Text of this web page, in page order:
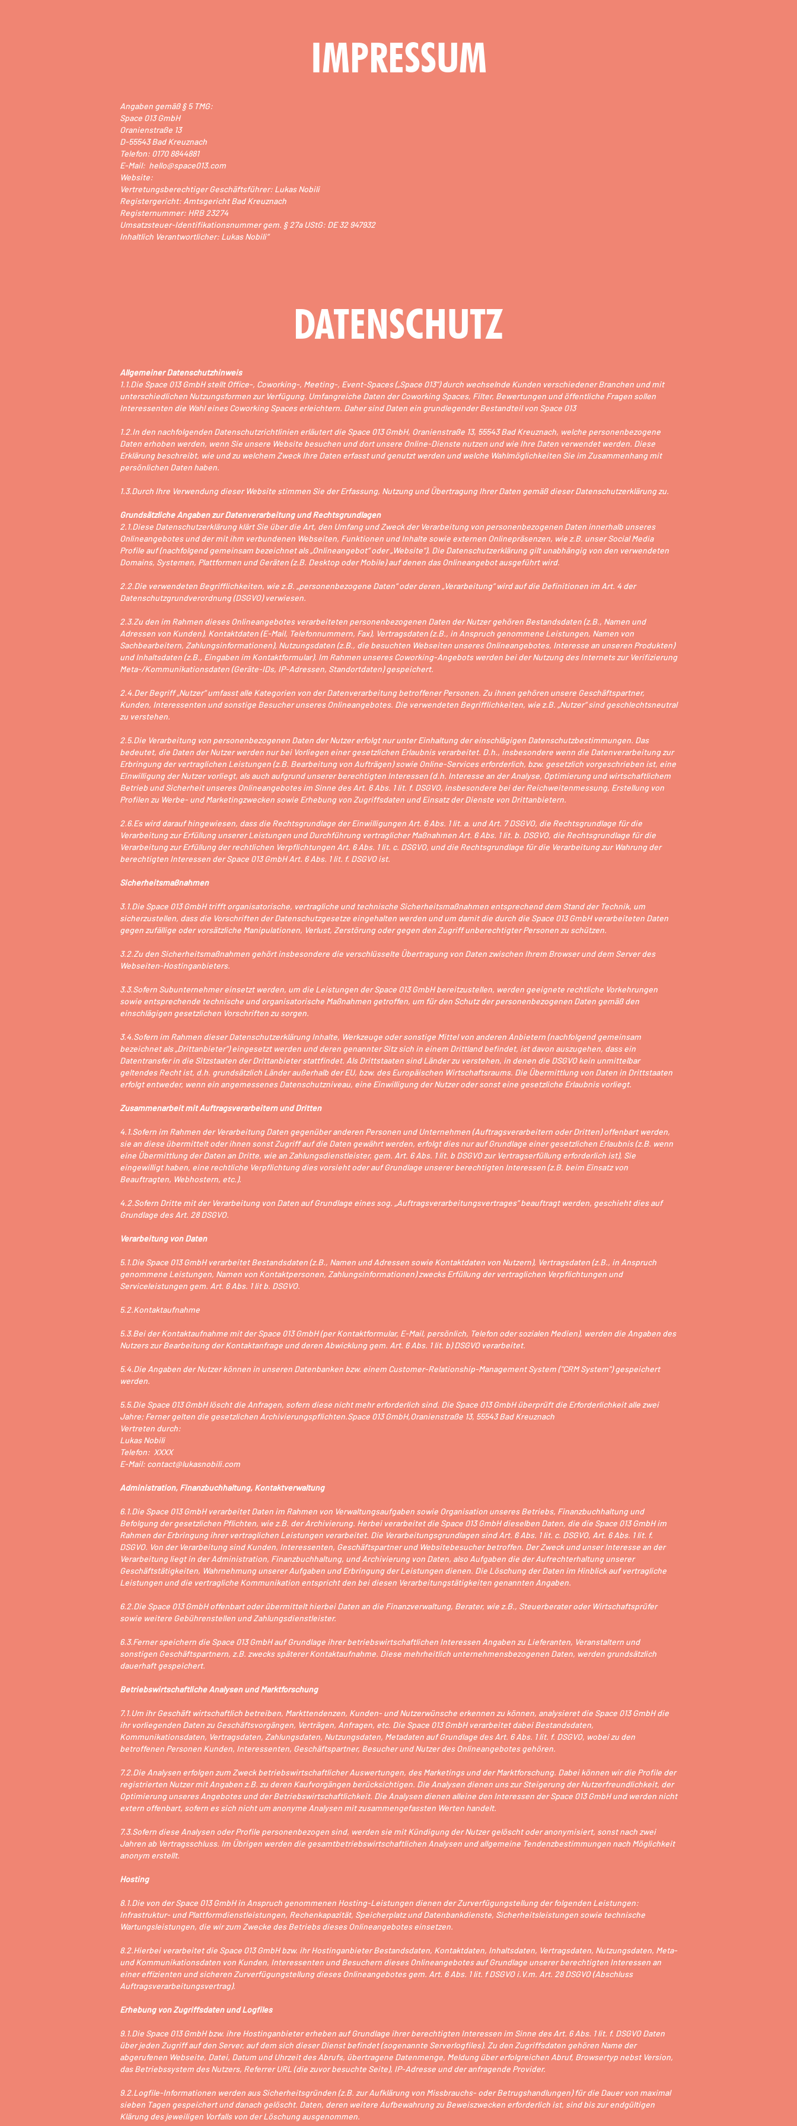
IMPRESSUM
Angaben gemäß § 5 TMG:
Space 013 GmbH
Oranienstraße 13
D-55543 Bad Kreuznach
Telefon: 0170 8844881
E-Mail: hello@space013.com
Website:
Vertretungsberechtiger Geschäftsführer: Lukas Nobili
Registergericht: Amtsgericht Bad Kreuznach
Registernummer: HRB 23274
Umsatzsteuer-Identifikationsnummer gem. § 27a UStG: DE 32 947932
Inhaltlich Verantwortlicher: Lukas Nobili“
DATENSCHUTZ
Allgemeiner Datenschutzhinweis
1.1.Die Space 013 GmbH stellt Office-, Coworking-, Meeting-, Event-Spaces („Space 013“) durch wechselnde Kunden verschiedener Branchen und mit
unterschiedlichen Nutzungsformen zur Verfügung. Umfangreiche Daten der Coworking Spaces, Filter, Bewertungen und öffentliche Fragen sollen
Interessenten die Wahl eines Coworking Spaces erleichtern. Daher sind Daten ein grundlegender Bestandteil von Space 013
1.2.In den nachfolgenden Datenschutzrichtlinien erläutert die Space 013 GmbH, Oranienstraße 13, 55543 Bad Kreuznach, welche personenbezogene
Daten erhoben werden, wenn Sie unsere Website besuchen und dort unsere Online-Dienste nutzen und wie Ihre Daten verwendet werden. Diese
Erklärung beschreibt, wie und zu welchem Zweck Ihre Daten erfasst und genutzt werden und welche Wahlmöglichkeiten Sie im Zusammenhang mit
persönlichen Daten haben.
1.3.Durch Ihre Verwendung dieser Website stimmen Sie der Erfassung, Nutzung und Übertragung Ihrer Daten gemäß dieser Datenschutzerklärung zu.
Grundsätzliche Angaben zur Datenverarbeitung und Rechtsgrundlagen
2.1.Diese Datenschutzerklärung klärt Sie über die Art, den Umfang und Zweck der Verarbeitung von personenbezogenen Daten innerhalb unseres
Onlineangebotes und der mit ihm verbundenen Webseiten, Funktionen und Inhalte sowie externen Onlinepräsenzen, wie z.B. unser Social Media
Profile auf (nachfolgend gemeinsam bezeichnet als „Onlineangebot“ oder „Website“). Die Datenschutzerklärung gilt unabhängig von den verwendeten
Domains, Systemen, Plattformen und Geräten (z.B. Desktop oder Mobile) auf denen das Onlineangebot ausgeführt wird.
2.2.Die verwendeten Begrifflichkeiten, wie z.B. „personenbezogene Daten“ oder deren „Verarbeitung“ wird auf die Definitionen im Art. 4 der
Datenschutzgrundverordnung (DSGVO) verwiesen.
2.3.Zu den im Rahmen dieses Onlineangebotes verarbeiteten personenbezogenen Daten der Nutzer gehören Bestandsdaten (z.B., Namen und
Adressen von Kunden), Kontaktdaten (E-Mail, Telefonnummern, Fax), Vertragsdaten (z.B., in Anspruch genommene Leistungen, Namen von
Sachbearbeitern, Zahlungsinformationen), Nutzungsdaten (z.B., die besuchten Webseiten unseres Onlineangebotes, Interesse an unseren Produkten)
und Inhaltsdaten (z.B., Eingaben im Kontaktformular). Im Rahmen unseres Coworking-Angebots werden bei der Nutzung des Internets zur Verifizierung
Meta-/Kommunikationsdaten (Geräte-IDs, IP-Adressen, Standortdaten) gespeichert.
2.4.Der Begriff „Nutzer“ umfasst alle Kategorien von der Datenverarbeitung betroffener Personen. Zu ihnen gehören unsere Geschäftspartner,
Kunden, Interessenten und sonstige Besucher unseres Onlineangebotes. Die verwendeten Begrifflichkeiten, wie z.B. „Nutzer“ sind geschlechtsneutral
zu verstehen.
2.5.Die Verarbeitung von personenbezogenen Daten der Nutzer erfolgt nur unter Einhaltung der einschlägigen Datenschutzbestimmungen. Das
bedeutet, die Daten der Nutzer werden nur bei Vorliegen einer gesetzlichen Erlaubnis verarbeitet. D.h., insbesondere wenn die Datenverarbeitung zur
Erbringung der vertraglichen Leistungen (z.B. Bearbeitung von Aufträgen) sowie Online-Services erforderlich, bzw. gesetzlich vorgeschrieben ist, eine
Einwilligung der Nutzer vorliegt, als auch aufgrund unserer berechtigten Interessen (d.h. Interesse an der Analyse, Optimierung und wirtschaftlichem
Betrieb und Sicherheit unseres Onlineangebotes im Sinne des Art. 6 Abs. 1 lit. f. DSGVO, insbesondere bei der Reichweitenmessung, Erstellung von
Profilen zu Werbe- und Marketingzwecken sowie Erhebung von Zugriffsdaten und Einsatz der Dienste von Drittanbietern.
2.6.Es wird darauf hingewiesen, dass die Rechtsgrundlage der Einwilligungen Art. 6 Abs. 1 lit. a. und Art. 7 DSGVO, die Rechtsgrundlage für die
Verarbeitung zur Erfüllung unserer Leistungen und Durchführung vertraglicher Maßnahmen Art. 6 Abs. 1 lit. b. DSGVO, die Rechtsgrundlage für die
Verarbeitung zur Erfüllung der rechtlichen Verpflichtungen Art. 6 Abs. 1 lit. c. DSGVO, und die Rechtsgrundlage für die Verarbeitung zur Wahrung der
berechtigten Interessen der Space 013 GmbH Art. 6 Abs. 1 lit. f. DSGVO ist.
Sicherheitsmaßnahmen
3.1.Die Space 013 GmbH trifft organisatorische, vertragliche und technische Sicherheitsmaßnahmen entsprechend dem Stand der Technik, um
sicherzustellen, dass die Vorschriften der Datenschutzgesetze eingehalten werden und um damit die durch die Space 013 GmbH verarbeiteten Daten
gegen zufällige oder vorsätzliche Manipulationen, Verlust, Zerstörung oder gegen den Zugriff unberechtigter Personen zu schützen.
3.2.Zu den Sicherheitsmaßnahmen gehört insbesondere die verschlüsselte Übertragung von Daten zwischen Ihrem Browser und dem Server des
Webseiten-Hostinganbieters.
3.3.Sofern Subunternehmer einsetzt werden, um die Leistungen der Space 013 GmbH bereitzustellen, werden geeignete rechtliche Vorkehrungen
sowie entsprechende technische und organisatorische Maßnahmen getroffen, um für den Schutz der personenbezogenen Daten gemäß den
einschlägigen gesetzlichen Vorschriften zu sorgen.
3.4.Sofern im Rahmen dieser Datenschutzerklärung Inhalte, Werkzeuge oder sonstige Mittel von anderen Anbietern (nachfolgend gemeinsam
bezeichnet als „Drittanbieter“) eingesetzt werden und deren genannter Sitz sich in einem Drittland befindet, ist davon auszugehen, dass ein
Datentransfer in die Sitzstaaten der Drittanbieter stattfindet. Als Drittstaaten sind Länder zu verstehen, in denen die DSGVO kein unmittelbar
geltendes Recht ist, d.h. grundsätzlich Länder außerhalb der EU, bzw. des Europäischen Wirtschaftsraums. Die Übermittlung von Daten in Drittstaaten
erfolgt entweder, wenn ein angemessenes Datenschutzniveau, eine Einwilligung der Nutzer oder sonst eine gesetzliche Erlaubnis vorliegt.
Zusammenarbeit mit Auftragsverarbeitern und Dritten
4.1.Sofern im Rahmen der Verarbeitung Daten gegenüber anderen Personen und Unternehmen (Auftragsverarbeitern oder Dritten) offenbart werden,
sie an diese übermittelt oder ihnen sonst Zugriff auf die Daten gewährt werden, erfolgt dies nur auf Grundlage einer gesetzlichen Erlaubnis (z.B. wenn
eine Übermittlung der Daten an Dritte, wie an Zahlungsdienstleister, gem. Art. 6 Abs. 1 lit. b DSGVO zur Vertragserfüllung erforderlich ist), Sie
eingewilligt haben, eine rechtliche Verpflichtung dies vorsieht oder auf Grundlage unserer berechtigten Interessen (z.B. beim Einsatz von
Beauftragten, Webhostern, etc.).
4.2.Sofern Dritte mit der Verarbeitung von Daten auf Grundlage eines sog. „Auftragsverarbeitungsvertrages“ beauftragt werden, geschieht dies auf
Grundlage des Art. 28 DSGVO.
Verarbeitung von Daten
5.1.Die Space 013 GmbH verarbeitet Bestandsdaten (z.B., Namen und Adressen sowie Kontaktdaten von Nutzern), Vertragsdaten (z.B., in Anspruch
genommene Leistungen, Namen von Kontaktpersonen, Zahlungsinformationen) zwecks Erfüllung der vertraglichen Verpflichtungen und
Serviceleistungen gem. Art. 6 Abs. 1 lit b. DSGVO.
5.2.Kontaktaufnahme
5.3.Bei der Kontaktaufnahme mit der Space 013 GmbH (per Kontaktformular, E-Mail, persönlich, Telefon oder sozialen Medien), werden die Angaben des
Nutzers zur Bearbeitung der Kontaktanfrage und deren Abwicklung gem. Art. 6 Abs. 1 lit. b) DSGVO verarbeitet.
5.4.Die Angaben der Nutzer können in unseren Datenbanken bzw. einem Customer-Relationship-Management System ("CRM System") gespeichert
werden.
5.5.Die Space 013 GmbH löscht die Anfragen, sofern diese nicht mehr erforderlich sind. Die Space 013 GmbH überprüft die Erforderlichkeit alle zwei
Jahre; Ferner gelten die gesetzlichen Archivierungspflichten.Space 013 GmbH,Oranienstraße 13, 55543 Bad Kreuznach
Vertreten durch:
Lukas Nobili
Telefon: XXXX
E-Mail: contact@lukasnobili.com
Administration, Finanzbuchhaltung, Kontaktverwaltung
6.1.Die Space 013 GmbH verarbeitet Daten im Rahmen von Verwaltungsaufgaben sowie Organisation unseres Betriebs, Finanzbuchhaltung und
Befolgung der gesetzlichen Pflichten, wie z.B. der Archivierung. Herbei verarbeitet die Space 013 GmbH dieselben Daten, die die Space 013 GmbH im
Rahmen der Erbringung ihrer vertraglichen Leistungen verarbeitet. Die Verarbeitungsgrundlagen sind Art. 6 Abs. 1 lit. c. DSGVO, Art. 6 Abs. 1 lit. f.
DSGVO. Von der Verarbeitung sind Kunden, Interessenten, Geschäftspartner und Websitebesucher betroffen. Der Zweck und unser Interesse an der
Verarbeitung liegt in der Administration, Finanzbuchhaltung, und Archivierung von Daten, also Aufgaben die der Aufrechterhaltung unserer
Geschäftstätigkeiten, Wahrnehmung unserer Aufgaben und Erbringung der Leistungen dienen. Die Löschung der Daten im Hinblick auf vertragliche
Leistungen und die vertragliche Kommunikation entspricht den bei diesen Verarbeitungstätigkeiten genannten Angaben.
6.2.Die Space 013 GmbH offenbart oder übermittelt hierbei Daten an die Finanzverwaltung, Berater, wie z.B., Steuerberater oder Wirtschaftsprüfer
sowie weitere Gebührenstellen und Zahlungsdienstleister.
6.3.Ferner speichern die Space 013 GmbH auf Grundlage ihrer betriebswirtschaftlichen Interessen Angaben zu Lieferanten, Veranstaltern und
sonstigen Geschäftspartnern, z.B. zwecks späterer Kontaktaufnahme. Diese mehrheitlich unternehmensbezogenen Daten, werden grundsätzlich
dauerhaft gespeichert.
Betriebswirtschaftliche Analysen und Marktforschung
7.1.Um ihr Geschäft wirtschaftlich betreiben, Markttendenzen, Kunden- und Nutzerwünsche erkennen zu können, analysieret die Space 013 GmbH die
ihr vorliegenden Daten zu Geschäftsvorgängen, Verträgen, Anfragen, etc. Die Space 013 GmbH verarbeitet dabei Bestandsdaten,
Kommunikationsdaten, Vertragsdaten, Zahlungsdaten, Nutzungsdaten, Metadaten auf Grundlage des Art. 6 Abs. 1 lit. f. DSGVO, wobei zu den
betroffenen Personen Kunden, Interessenten, Geschäftspartner, Besucher und Nutzer des Onlineangebotes gehören.
7.2.Die Analysen erfolgen zum Zweck betriebswirtschaftlicher Auswertungen, des Marketings und der Marktforschung. Dabei können wir die Profile der
registrierten Nutzer mit Angaben z.B. zu deren Kaufvorgängen berücksichtigen. Die Analysen dienen uns zur Steigerung der Nutzerfreundlichkeit, der
Optimierung unseres Angebotes und der Betriebswirtschaftlichkeit. Die Analysen dienen alleine den Interessen der Space 013 GmbH und werden nicht
extern offenbart, sofern es sich nicht um anonyme Analysen mit zusammengefassten Werten handelt.
7.3.Sofern diese Analysen oder Profile personenbezogen sind, werden sie mit Kündigung der Nutzer gelöscht oder anonymisiert, sonst nach zwei
Jahren ab Vertragsschluss. Im Übrigen werden die gesamtbetriebswirtschaftlichen Analysen und allgemeine Tendenzbestimmungen nach Möglichkeit
anonym erstellt.
Hosting
8.1.Die von der Space 013 GmbH in Anspruch genommenen Hosting-Leistungen dienen der Zurverfügungstellung der folgenden Leistungen:
Infrastruktur- und Plattformdienstleistungen, Rechenkapazität, Speicherplatz und Datenbankdienste, Sicherheitsleistungen sowie technische
Wartungsleistungen, die wir zum Zwecke des Betriebs dieses Onlineangebotes einsetzen.
8.2.Hierbei verarbeitet die Space 013 GmbH bzw. ihr Hostinganbieter Bestandsdaten, Kontaktdaten, Inhaltsdaten, Vertragsdaten, Nutzungsdaten, Meta-
und Kommunikationsdaten von Kunden, Interessenten und Besuchern dieses Onlineangebotes auf Grundlage unserer berechtigten Interessen an
einer effizienten und sicheren Zurverfügungstellung dieses Onlineangebotes gem. Art. 6 Abs. 1 lit. f DSGVO i.V.m. Art. 28 DSGVO (Abschluss
Auftragsverarbeitungsvertrag).
Erhebung von Zugriffsdaten und Logfiles
9.1.Die Space 013 GmbH bzw. ihre Hostinganbieter erheben auf Grundlage ihrer berechtigten Interessen im Sinne des Art. 6 Abs. 1 lit. f. DSGVO Daten
über jeden Zugriff auf den Server, auf dem sich dieser Dienst befindet (sogenannte Serverlogfiles). Zu den Zugriffsdaten gehören Name der
abgerufenen Webseite, Datei, Datum und Uhrzeit des Abrufs, übertragene Datenmenge, Meldung über erfolgreichen Abruf, Browsertyp nebst Version,
das Betriebssystem des Nutzers, Referrer URL (die zuvor besuchte Seite), IP-Adresse und der anfragende Provider.
9.2.Logfile-Informationen werden aus Sicherheitsgründen (z.B. zur Aufklärung von Missbrauchs- oder Betrugshandlungen) für die Dauer von maximal
sieben Tagen gespeichert und danach gelöscht. Daten, deren weitere Aufbewahrung zu Beweiszwecken erforderlich ist, sind bis zur endgültigen
Klärung des jeweiligen Vorfalls von der Löschung ausgenommen.